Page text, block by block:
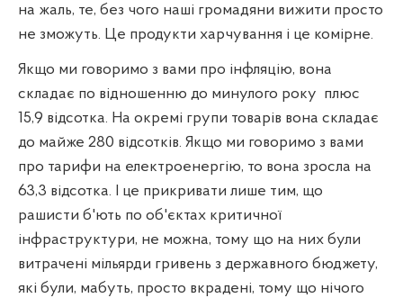
на жаль, те, без чого наші громадяни вижити просто
не зможуть. Це продукти харчування і це комірне.
Якщо ми говоримо з вами про інфляцію, вона
складає по відношенню до минулого року плюс
15,9 відсотка. На окремі групи товарів вона складає
до майже 280 відсотків. Якщо ми говоримо з вами
про тарифи на електроенергію, то вона зросла на
63,3 відсотка. І це прикривати лише тим, що
рашисти б'ють по об'єктах критичної
інфраструктури, не можна, тому що на них були
витрачені мільярди гривень з державного бюджету,
які були, мабуть, просто вкрадені, тому що нічого